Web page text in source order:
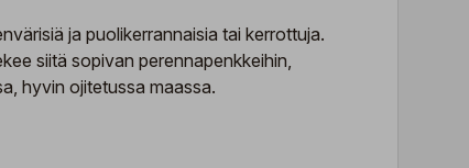
ja puolikerrannaisia tai kerrottuja.
siitä sopivan perennapenkkeihin,
hyvin ojitetussa maassa.